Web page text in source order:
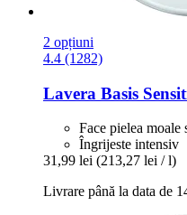
2 opțiuni
4.4 (1282)
Lavera Basis
Face pielea moale
Îngrijeste intensiv
31,99 lei (213,27 lei / l)
Livrare până la data de